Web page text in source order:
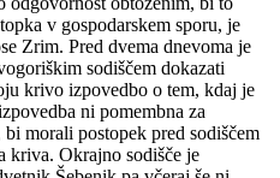
v gospodarskem sporu, je
Zrim. Pred dvema dnevoma je
sodiščem dokazati
krivo izpovedbo o tem, kdaj je
ni pomembna za
morali postopek pred sodiščem
kriva. Okrajno sodišče je